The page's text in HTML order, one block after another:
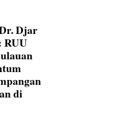
Djar
RUU
di